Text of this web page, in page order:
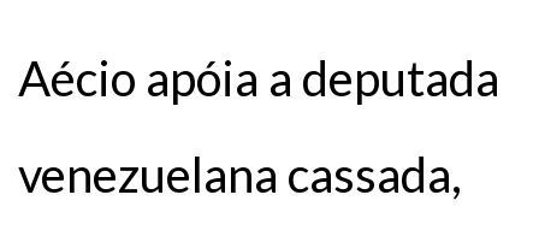
Aécio apóia a deputada
venezuelana cassada,